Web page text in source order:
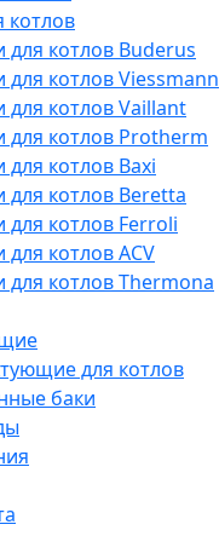
котлов
для котлов Buderus
для котлов Viessmann
для котлов Vaillant
для котлов Protherm
для котлов Baxi
для котлов Beretta
для котлов Ferroli
для котлов ACV
для котлов Thermona
для котлов
баки